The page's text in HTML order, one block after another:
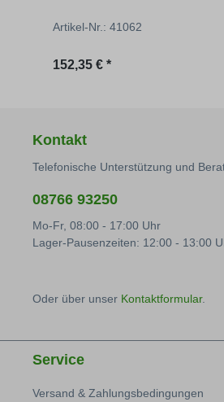
Artikel-Nr.: 41062
Regulärer Preis:
152,35 € *
Kontakt
Telefonische Unterstützung und
08766 93250
Mo-Fr, 08:00 - 17:00 Uhr
Lager-Pausenzeiten: 12:00 - 13:00
Oder über unser Kontaktformular.
Service
Versand & Zahlungsbedingungen